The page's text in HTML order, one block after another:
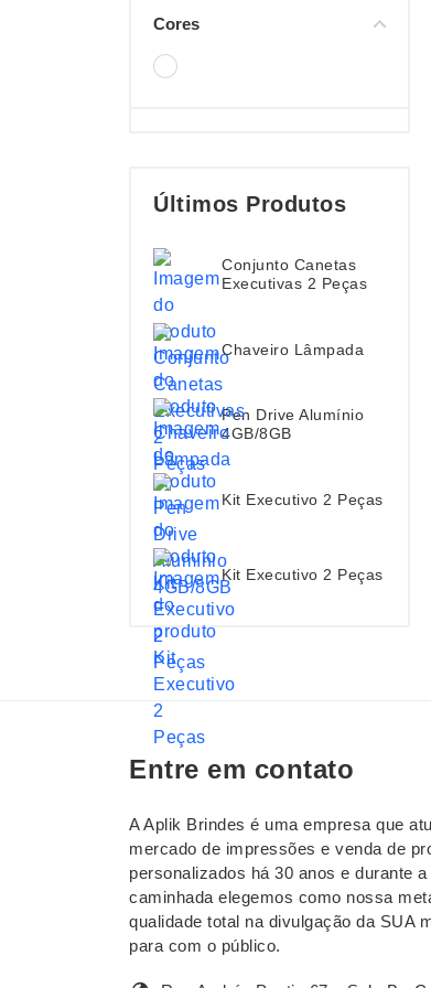
Cores
Últimos Produtos
Conjunto Canetas
Executivas 2 Peças
Chaveiro Lâmpada
Pen Drive Alumínio
4GB/8GB
Kit Executivo 2 Peças
Kit Executivo 2 Peças
Entre em contato
A Aplik Brindes é uma empresa que
mercado de impressões e venda de
personalizados há 30 anos e durante
caminhada elegemos como nossa
qualidade total na divulgação da SUA
para com o público.